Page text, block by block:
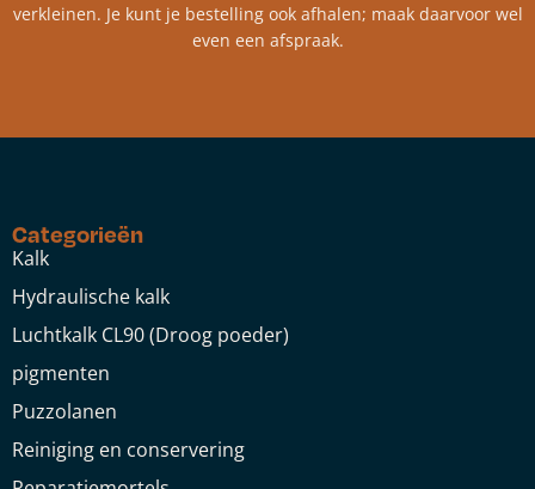
verkleinen. Je kunt je bestelling ook afhalen; maak daarvoor wel
even een afspraak.
Categorieën
Kalk
Hydraulische kalk
Luchtkalk CL90 (Droog poeder)
pigmenten
Puzzolanen
Reiniging en conservering